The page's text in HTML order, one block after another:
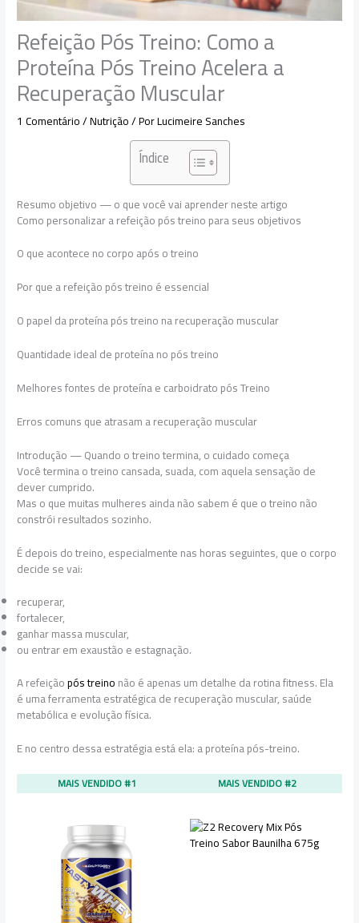
Refeição Pós Treino: Como a
Proteína Pós Treino Acelera a
Recuperação Muscular
1 Comentário/Nutrição/ PorLucimeire Sanches
Índice
Resumo objetivo — o que você vai aprender neste artigo
Como personalizar a refeição pós treino para seus objetivos
O que acontece no corpo após o treino
Por que a refeição pós treino é essencial
O papel da proteína pós treino na recuperação muscular
Quantidade ideal de proteína no pós treino
Melhores fontes de proteína e carboidrato pós Treino
Erros comuns que atrasam a recuperação muscular
Introdução — Quando o treino termina, o cuidado começa
Você termina o treino cansada, suada, com aquela sensação de
dever cumprido.
Mas o que muitas mulheres ainda não sabem é que o treino não
constrói resultados sozinho.
É depois do treino, especialmente nas horas seguintes, que o corpo
decide se vai:
recuperar,
fortalecer,
ganhar massa muscular,
ou entrar em exaustão e estagnação.
A refeiçãopós treinonão é apenas um detalhe da rotina fitness. Ela
é uma ferramenta estratégica de recuperação muscular, saúde
metabólica e evolução física.
E no centro dessa estratégia está ela: a proteína pós-treino.
MAIS VENDIDO #1 MAIS VENDIDO #2